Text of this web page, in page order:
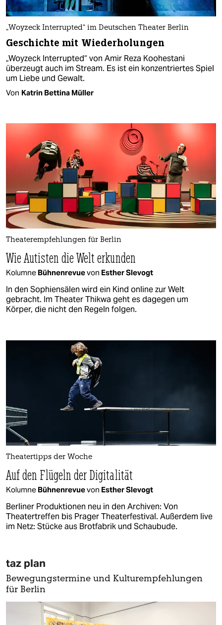
„Woyzeck Interrupted“ im Deutschen Theater Berlin
Geschichte mit Wiederholungen
„Woyzeck Interrupted“ von Amir Reza Koohestani
überzeugt auch im Stream. Es ist ein konzentriertes Spiel
um Liebe und Gewalt.
Von Katrin Bettina Müller
Theaterempfehlungen für Berlin
Wie Autisten die Welt erkunden
Kolumne Bühnenrevuevon Esther Slevogt
In den Sophiensälen wird ein Kind online zur Welt
gebracht. Im Theater Thikwa geht es dagegen um
Körper, die nicht den Regeln folgen.
Theatertipps der Woche
Auf den Flügeln der Digitalität
Kolumne Bühnenrevuevon Esther Slevogt
Berliner Produktionen neu in den Archiven: Von
Theatertreffen bis Prager Theaterfestival. Außerdem live
im Netz: Stücke aus Brotfabrik und Schaubude.
taz plan
Bewegungstermine und Kulturempfehlungen
für Berlin